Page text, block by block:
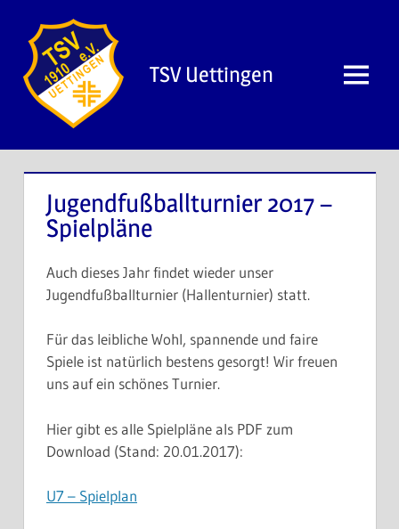
Inhalt
springen
TSV Uettingen Menü
Jugendfußballturnier 2017 –
Spielpläne
Auch dieses Jahr findet wieder unser
Jugendfußballturnier (Hallenturnier) statt.
Für das leibliche Wohl, spannende und faire
Spiele ist natürlich bestens gesorgt! Wir freuen
uns auf ein schönes Turnier.
Hier gibt es alle Spielpläne als PDF zum
Download (Stand: 20.01.2017):
U7 – Spielplan